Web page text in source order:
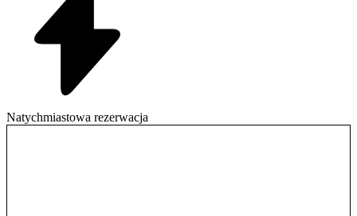
Natychmiastowa rezerwacja